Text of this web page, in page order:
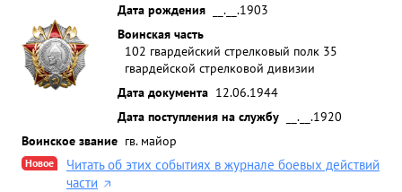
Дата рождения
__.__.1903
Воинская часть
102 гвардейский стрелковый полк 35
гвардейской стрелковой дивизии
Дата документа 12.06.1944
Дата поступления на службу
__.__.1920
Воинское звание гв. майор
Новое
Читать об этих событиях в журнале боевых действий
части